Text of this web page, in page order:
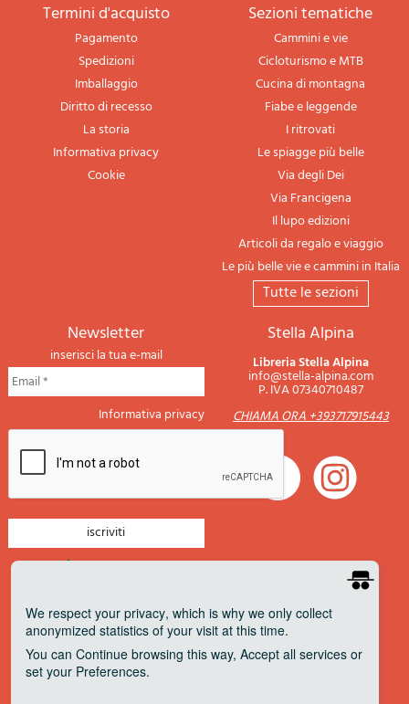
termini d'acquisto
Pagamento
Spedizioni
Imballaggio
Diritto di recesso
La storia
Informativa privacy
Cookie
sezioni tematiche
Cammini e vie
Cicloturismo e MTB
Cucina di montagna
Fiabe e leggende
I ritrovati
Le spiagge più belle
Via degli Dei
Via Francigena
Il lupo edizioni
Articoli da regalo e viaggio
Le più belle vie e cammini in Italia
tutte le sezioni
newsletter
inserisci la tua e-mail
Informativa privacy
newsletter viaggi
newsletter militaria
Stella Alpina
Libreria Stella Alpina
info@stella-alpina.com
P. IVA 07340710487
CHIAMA ORA +393717915443
We respect your privacy, which is why we only collect
anonymized statistics of your visit at this time.
You can Continue browsing this way, Accept all services or
set your Preferences.